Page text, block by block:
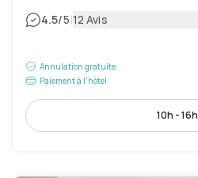
4.5/5|12 Avis
Annulation gratuite
Paiement à l'hôtel
10h - 16h